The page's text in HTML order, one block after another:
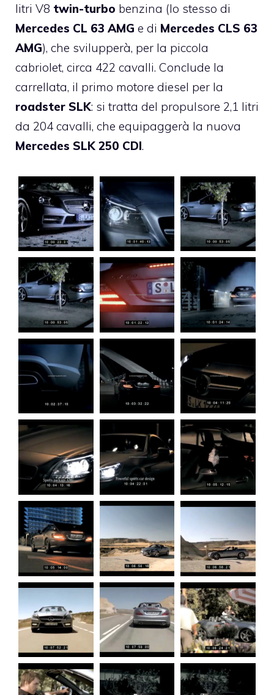
litri V8 twin-turbo benzina (lo stesso di
Mercedes CL 63 AMG e di Mercedes CLS 63
AMG), che svilupperà, per la piccola
cabriolet, circa 422 cavalli. Conclude la
carrellata, il primo motore diesel per la
roadster SLK: si tratta del propulsore 2,1 litri
da 204 cavalli, che equipaggerà la nuova
Mercedes SLK 250 CDI.